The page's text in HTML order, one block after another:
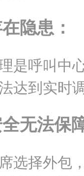
隐患：
是呼叫中
达到实时
无法保
选择外包